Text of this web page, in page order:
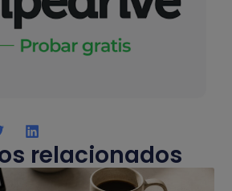
relacionados